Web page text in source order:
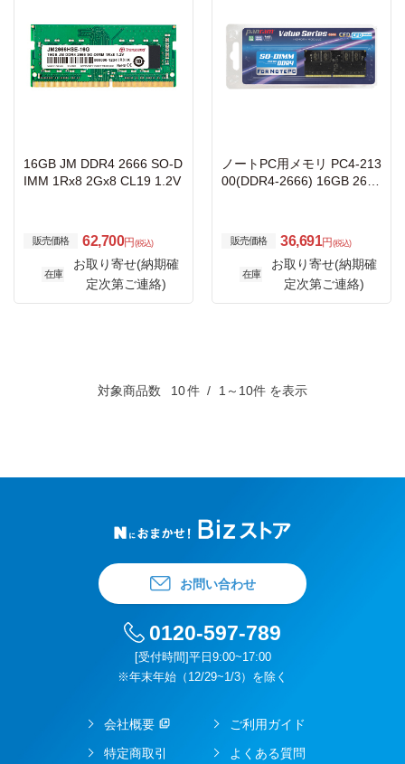
16GB JM DDR4 2666 SO-D
IMM 1Rx8 2Gx8 CL19 1.2V
販売価格 62,700円 (税込)
在庫
お取り寄せ(納期確
定次第ご連絡)
ノートPC用メモリ PC4-213
00(DDR4-2666) 16GB 260p
販売価格 36,691円 (税込)
在庫
お取り寄せ(納期確
定次第ご連絡)
対象商品数 10件 1～10件 を表示
お問い合わせ
0120-597-789
[受付時間]平日9:00~17:00
※年末年始（12/29~1/3）を除く
会社概要
ご利用ガイド
特定商取引
よくある質問